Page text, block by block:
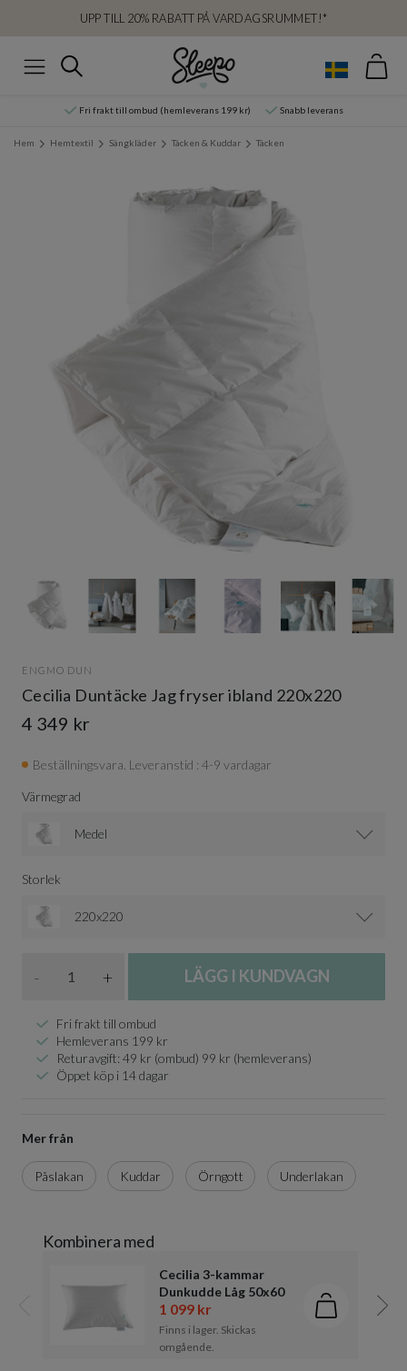
UPP TILL 20% RABATT PÅ VARDAGSRUMMET!*
Sök
Fri frakt till ombud (hemleverans 199 kr) Snabb leverans
Hem Hemtextil Sängkläder Täcken & Kuddar Täcken
ENGMO DUN
Cecilia Duntäcke Jag fryser ibland 220x220
4 349 kr
Beställningsvara. Leveranstid : 4-9 vardagar
Värmegrad
Medel
Storlek
220x220
- + LÄGG I KUNDVAGN
Fri frakt till ombud
Hemleverans 199 kr
Returavgift: 49 kr (ombud) 99 kr (hemleverans)
Öppet köp i 14 dagar
Mer från
Påslakan Kuddar Örngott Underlakan
Kombinera med
Cecilia 3-kammar
Dunkudde Låg 50x60
1 099 kr
Finns i lager. Skickas
omgående.
Lägg i
Föregående